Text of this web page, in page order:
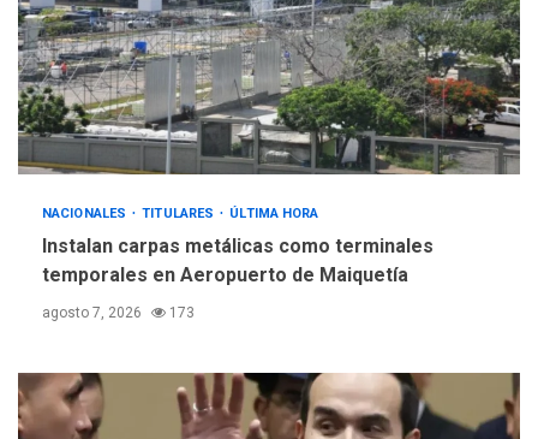
INTERNACIONALES ÚLTIMA HORA
Hiroshima 81 años de la
debacle atómica. Japón
debate principios no
nucleares
NACIONALES TITULARES ÚLTIMA HORA
Instalan carpas metálicas como terminales
temporales en Aeropuerto de Maiquetía
agosto 7, 2026 173